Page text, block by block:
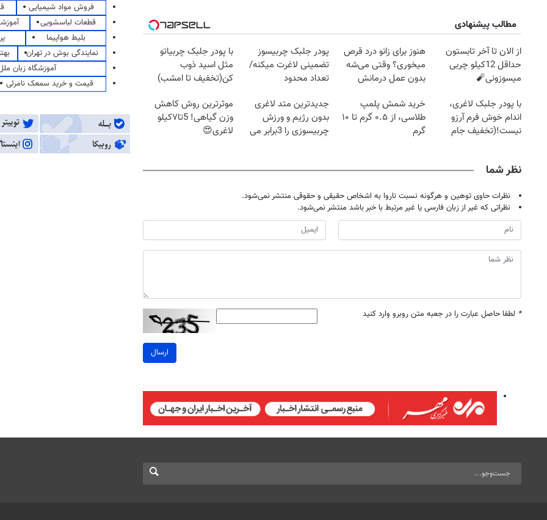
مطالب پیشنهادی
از الان تا آخر تابستون
حداقل 12کیلو چربی
میسوزونی🧨
هنوز برای زانو درد قرص
میخوری؟ وقتی می‌شه
بدون عمل درمانش
پودر جلبک چربیسوز
تضمینی لاغرت میکنه/
تعداد محدود
با پودر جلبک چربیاتو
مثل اسید ذوب
کن(تخفیف تا امشب)
با پودر جلبک لاغری،
اندام خوش فرم آرزو
نیست!(تخفیف جام
خرید شمش پلمپ
طلاسی، از ۰.۵ گرم تا ۱۰
گرم
جدیدترین متد لاغری
بدون رژیم و ورزش
چربیسوزی را 3برابر می
موثرترین روش کاهش
وزن گیاهی! 5تا۷کیلو
لاغری😍
نظر شما
نظرات حاوی توهین و هرگونه نسبت ناروا به اشخاص حقیقی و حقوقی منتشر نمی‌شود.
نظراتی که غیر از زبان فارسی یا غیر مرتبط با خبر باشد منتشر نمی‌شود.
* لطفا حاصل عبارت را در جعبه متن روبرو وارد کنید
ارسال
فروش مواد شیمیایی
قطعات لباسشویی
بلیط هواپیما
نمایندگی بوش در تهران
آموزشگاه زبان
قیمت و خرید سمعک نامرئی